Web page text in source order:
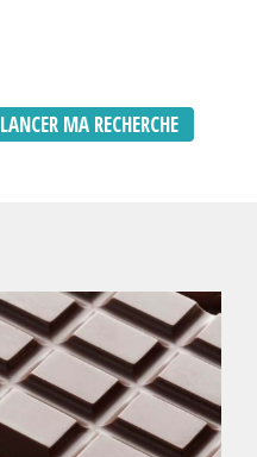
LANCER MA RECHERCHE